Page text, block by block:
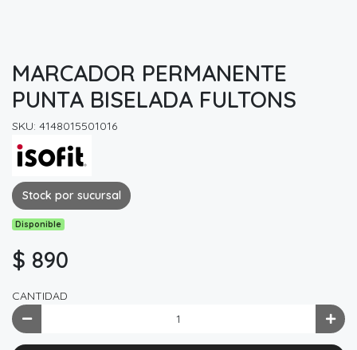
MARCADOR PERMANENTE
PUNTA BISELADA FULTONS
SKU: 4148015501016
Stock por sucursal
Disponible
$ 890
CANTIDAD